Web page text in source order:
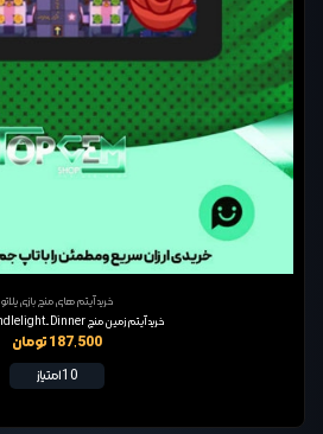
خرید آیتم های منچ بازی پلاتو
خرید آیتم زمین منچ candlelight-Dinner بازی پلاتو
187,500 تومان
10 امتیاز